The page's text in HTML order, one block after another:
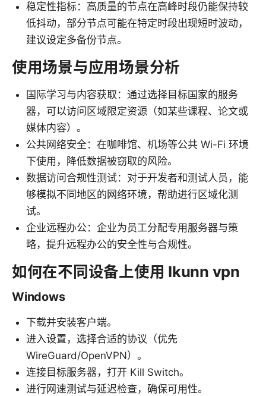
稳定性指标：高质量的节点在高峰时段仍能保持较
低抖动，部分节点可能在特定时段出现短时波动，
建议设定多备份节点。
使用场景与应用场景分析
国际学习与内容获取：通过选择目标国家的服务
器，可以访问区域限定资源（如某些课程、论文或
媒体内容）。
公共网络安全：在咖啡馆、机场等公共 Wi-Fi 环境
下使用，降低数据被窃取的风险。
数据访问合规性测试：对于开发者和测试人员，能
够模拟不同地区的网络环境，帮助进行区域化测
试。
企业远程办公：企业为员工分配专用服务器与策
略，提升远程办公的安全性与合规性。
如何在不同设备上使用 Ikunn vpn
Windows
下载并安装客户端。
进入设置，选择合适的协议（优先
WireGuard/OpenVPN）。
连接目标服务器，打开 Kill Switch。
进行网速测试与延迟检查，确保可用性。